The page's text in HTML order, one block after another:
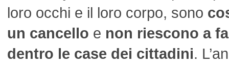
loro occhi e il loro corpo, sono
un cancello e non riescono a
dentro le case dei cittadini.